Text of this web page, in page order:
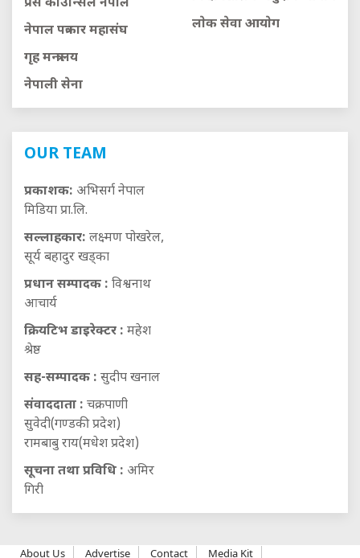
प्रेस काउन्सिल नेपाल
नेपाल पत्रकार महासंघ
गृह मन्त्रालय
नेपाली सेना
लाेक सेवा आयाेग
OUR TEAM
प्रकाशक: अभिसर्ग नेपाल
मिडिया प्रा.लि.
सल्लाहकार: लक्ष्मण पोखरेल,
सूर्य बहादुर खड्का
प्रधान सम्पादक : विश्वनाथ
आचार्य
क्रियटिभ डाइरेक्टर : महेश
श्रेष्ठ
सह-सम्पादक : सुदीप खनाल
संवाददाता : चक्रपाणी
सुवेदी(गण्डकी प्रदेश)
रामबाबु राय(मधेश प्रदेश)
सूचना तथा प्रविधि : अमिर
गिरी
About Us Advertise Contact Media Kit